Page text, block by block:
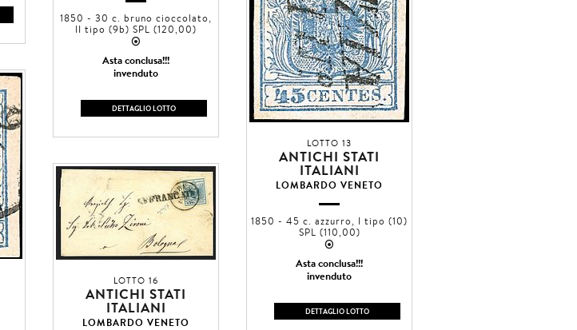
1850 - 30 c. bruno cioccolato,
II tipo (9b) SPL (120,00)
2
Asta conclusa!!!
invenduto
DETTAGLIO LOTTO
LOTTO 13
ANTICHI STATI
ITALIANI
LOMBARDO VENETO
1850 - 45 c. azzurro, I tipo (10)
SPL (110,00)
2
Asta conclusa!!!
invenduto
DETTAGLIO LOTTO
LOTTO 16
ANTICHI STATI
ITALIANI
LOMBARDO VENETO